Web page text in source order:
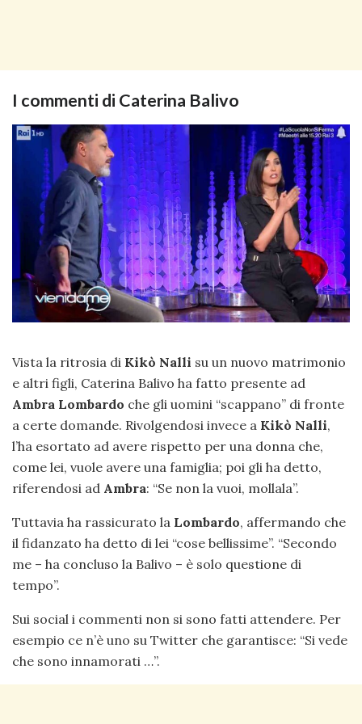
I commenti di Caterina Balivo
Vista la ritrosia di Kikò Nalli su un nuovo matrimonio
e altri figli, Caterina Balivo ha fatto presente ad
Ambra Lombardo che gli uomini “scappano” di fronte
a certe domande. Rivolgendosi invece a Kikò Nalli,
l’ha esortato ad avere rispetto per una donna che,
come lei, vuole avere una famiglia; poi gli ha detto,
riferendosi ad Ambra: “Se non la vuoi, mollala”.
Tuttavia ha rassicurato la Lombardo, affermando che
il fidanzato ha detto di lei “cose bellissime”. “Secondo
me – ha concluso la Balivo – è solo questione di
tempo”.
Sui social i commenti non si sono fatti attendere. Per
esempio ce n’è uno su Twitter che garantisce: “Si vede
che sono innamorati …”.